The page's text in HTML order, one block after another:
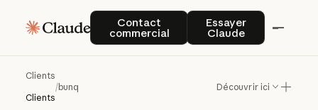
Contact
commercial
Contact commercial
Essayer
Claude
Essayer Claude
Clients
Clients
/bunq Découvrir ici
bunq créel'assistant
bancaireintelligent
Finn
Claude